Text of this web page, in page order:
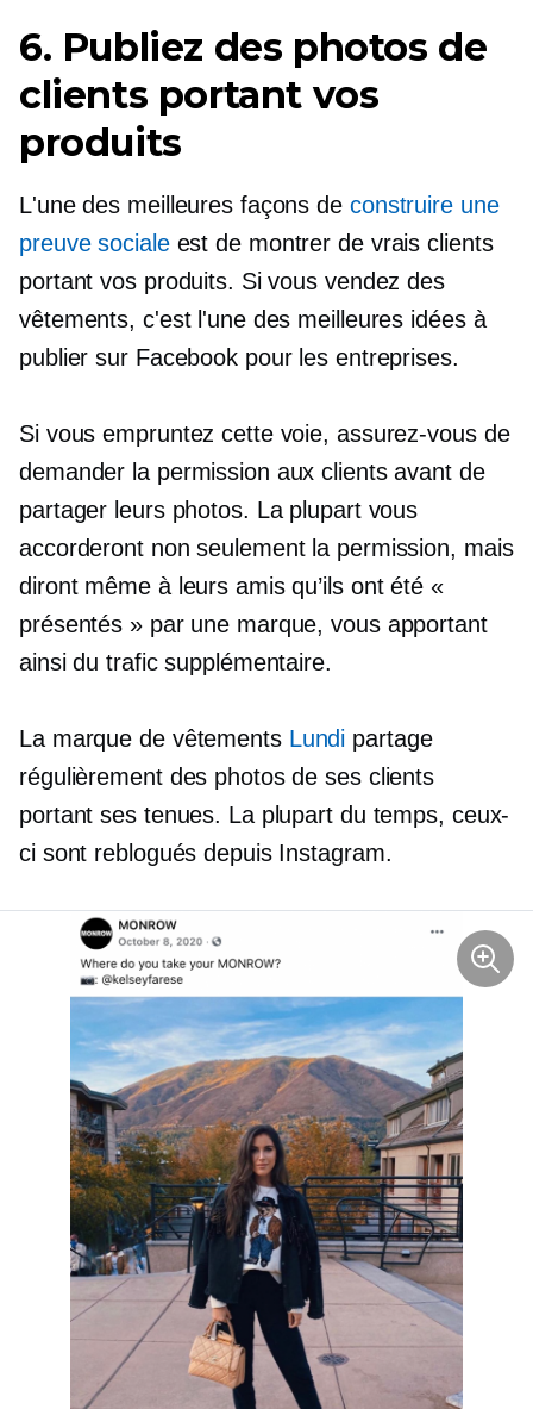
6. Publiez des photos de
clients portant vos
produits
L'une des meilleures façons de construire une
preuve socialeest de montrer de vrais clients
portant vos produits. Si vous vendez des
vêtements, c'est l'une des meilleures idées à
publier sur Facebook pour les entreprises.
Si vous empruntez cette voie, assurez-vous de
demander la permission aux clients avant de
partager leurs photos. La plupart vous
accorderont non seulement la permission, mais
diront même à leurs amis qu’ils ont été «
présentés » par une marque, vous apportant
ainsi du trafic supplémentaire.
La marque de vêtements Lundi partage
régulièrement des photos de ses clients
portant ses tenues. La plupart du temps, ceux-
ci sont reblogués depuis Instagram.